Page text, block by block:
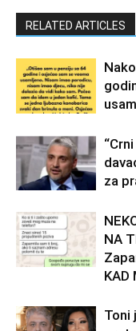
RELATED ARTICLES
za
NA
KAD
Toni